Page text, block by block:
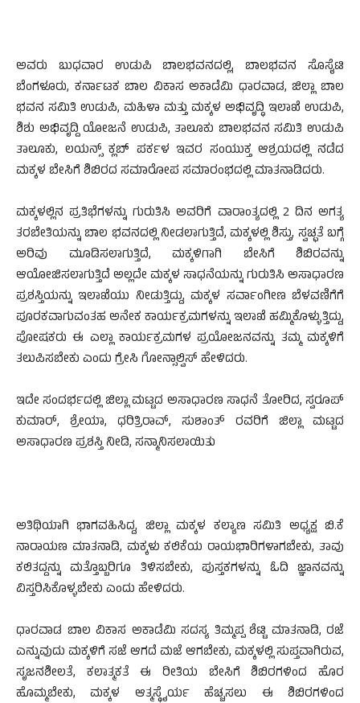
ಅವರು ಬುಧವಾರ ಉಡುಪಿ ಬಾಲಭವನದಲ್ಲಿ, ಬಾಲಭವನ ಸೊಸೈಟಿ
ಬೆಂಗಳೂರು, ಕರ್ನಾಟಕ ಬಾಲ ವಿಕಾಸ ಅಕಾಡೆಮಿ ಧಾರವಾಡ, ಜಿಲ್ಲಾ ಬಾಲ
ಭವನ ಸಮಿತಿ ಉಡುಪಿ, ಮಹಿಳಾ ಮತ್ತು ಮಕ್ಕಳ ಅಭಿವೃದ್ಧಿ ಇಲಾಖೆ ಉಡುಪಿ,
ಶಿಶು ಅಭಿವೃದ್ದಿ ಯೋಜನೆ ಉಡುಪಿ, ತಾಲೂಕು ಬಾಲಭವನ ಸಮಿತಿ ಉಡುಪಿ
ತಾಲೂಕು, ಲಯನ್ಸ್ ಕ್ಲಬ್ ಪರ್ಕಳ ಇವರ ಸಂಯುಕ್ತ ಆಶ್ರಯದಲ್ಲಿ ನಡೆದ
ಮಕ್ಕಳ ಬೇಸಿಗೆ ಶಿಬಿರದ ಸಮಾರೋಪ ಸಮಾರಂಭದಲ್ಲಿ ಮಾತನಾಡಿದರು.
ಮಕ್ಕಳಲ್ಲಿನ ಪ್ರತಿಭೆಗಳನ್ನು ಗುರುತಿಸಿ ಅವರಿಗೆ ವಾರಾಂತ್ಯದಲ್ಲಿ 2 ದಿನ ಅಗತ್ಯ
ತರಬೇತಿಯನ್ನು ಬಾಲ ಭವನದಲ್ಲಿ ನೀಡಲಾಗುತ್ತಿದೆ, ಮಕ್ಕಳಲ್ಲಿ ಶಿಸ್ತು, ಸ್ವಚ್ಛತೆ ಬಗ್ಗೆ
ಅರಿವು ಮೂಡಿಸಲಾಗುತ್ತಿದೆ, ಮಕ್ಕಳಿಗಾಗಿ ಬೇಸಿಗೆ ಶಿಬಿರವನ್ನು
ಆಯೋಜಿಸಲಾಗುತ್ತಿದೆ ಅಲ್ಲದೇ ಮಕ್ಕಳ ಸಾಧನೆಯನ್ನು ಗುರುತಿಸಿ ಅಸಾಧಾರಣ
ಪ್ರಶಸ್ತಿಯನ್ನು ಇಲಾಖೆಯು ನೀಡುತ್ತಿದ್ದು, ಮಕ್ಕಳ ಸರ್ವಾಂಗೀಣ ಬೆಳವಣಿಗೆಗೆ
ಪೂರಕವಾಗುವಂತಹ ಅನೇಕ ಕಾರ್ಯಕ್ರಮಗಳನ್ನು ಇಲಾಖೆ ಹಮ್ಮಿಕೊಳ್ಳುತ್ತಿದ್ದು,
ಪೋಷಕರು ಈ ಎಲ್ಲಾ ಕಾರ್ಯಕ್ರಮಗಳ ಪ್ರಯೋಜನವನ್ನು ತಮ್ಮ ಮಕ್ಕಳಿಗೆ
ತಲುಪಿಸಬೇಕು ಎಂದು ಗ್ರೇಸಿ ಗೋನ್ಸಾಲ್ವಿಸ್ ಹೇಳಿದರು.
ಇದೇ ಸಂದರ್ಭದಲ್ಲಿ ಜಿಲ್ಲಾ ಮಟ್ಟದ ಅಸಾಧಾರಣ ಸಾಧನೆ ತೋರಿದ, ಸ್ವರೂಪ್
ಕುಮಾರ್, ಶ್ರೇಯಾ, ಧರಿತ್ರಿರಾವ್, ಸುಶಾಂತ್ ರವರಿಗೆ ಜಿಲ್ಲಾ ಮಟ್ಟದ
ಅಸಾಧಾರಣ ಪ್ರಶಸ್ತಿ ನೀಡಿ, ಸನ್ಮಾನಿಸಲಾಯಿತು
ಅತಿಥಿಯಾಗಿ ಭಾಗವಹಿಸಿದ್ದ, ಜಿಲ್ಲಾ ಮಕ್ಕಳ ಕಲ್ಯಾಣ ಸಮಿತಿ ಅಧ್ಯಕ್ಷ ಬಿ.ಕೆ
ನಾರಾಯಣ ಮಾತನಾಡಿ, ಮಕ್ಕಳು ಕಲಿಕೆಯ ರಾಯಭಾರಿಗಳಾಗಬೇಕು, ತಾವು
ಕಲಿತದ್ದನ್ನು ಮತ್ತೊಬ್ಬರಿಗೂ ತಿಳಿಸಬೇಕು, ಪುಸ್ತಕಗಳನ್ನು ಓದಿ ಜ್ಞಾನವನ್ನು
ವಿಸ್ತರಿಸಿಕೊಳ್ಳಬೇಕು ಎಂದು ಹೇಳಿದರು.
ಧಾರವಾಡ ಬಾಲ ವಿಕಾಸ ಅಕಾಡೆಮಿ ಸದಸ್ಯ ತಿಮ್ಮಪ್ಪ ಶೆಟ್ಟಿ ಮಾತನಾಡಿ, ರಜೆ
ಎನ್ನುವುದು ಮಕ್ಕಳಿಗೆ ಸಜೆ ಆಗದೆ ಮಜೆ ಆಗಬೇಕು, ಮಕ್ಕಳಲ್ಲಿ ಸುಪ್ತವಾಗಿರುವ,
ಸೃಜನಶೀಲತೆ, ಕಲಾತ್ಮಕತೆ ಈ ರೀತಿಯ ಬೇಸಿಗೆ ಶಿಬಿರಗಳಿಂದ ಹೊರ
ಹೊಮ್ಮಬೇಕು, ಮಕ್ಕಳ ಆತ್ಮಸ್ಥೈರ್ಯ ಹೆಚ್ಚಸಲು ಈ ಶಿಬಿರಗಳಿಂದ